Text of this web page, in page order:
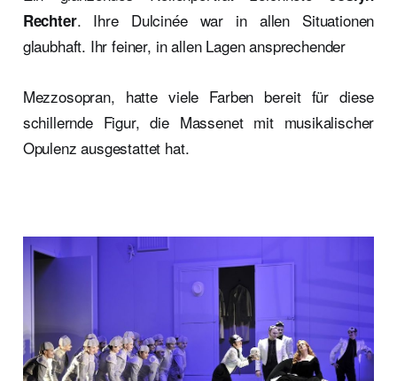
Rechter. Ihre Dulcinée war in allen Situationen
glaubhaft. Ihr feiner, in allen Lagen ansprechender
Mezzosopran, hatte viele Farben bereit für diese
schillernde Figur, die Massenet mit musikalischer
Opulenz ausgestattet hat.